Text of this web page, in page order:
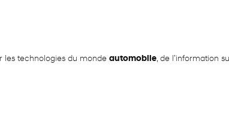
les technologies du monde automobile, de l’information